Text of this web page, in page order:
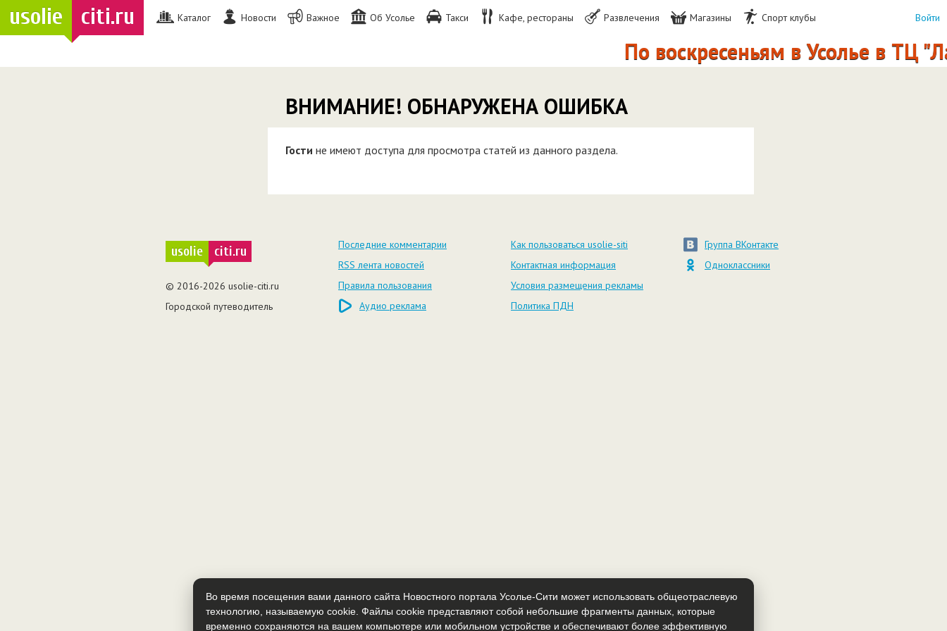
usolie citi.ru Каталог Новости Важное Об Усолье Такси Кафе, рестораны Развлечения Магазины Спорт клубы
По воскресеньям в Усолье в ТЦ
Войти
ВНИМАНИЕ! ОБНАРУЖЕНА ОШИБКА
Гости не имеют доступа для просмотра статей из данного раздела.
Во время посещения вами данного сайта Новостного портала Усолье-Сити может использовать общеотраслевую
технологию, называемую cookie. Файлы cookie представляют собой небольшие фрагменты данных, которые
временно сохраняются на вашем компьютере или мобильном устройстве и обеспечивают более эффективную
usolie citi.ru
© 2016-2026 usolie-citi.ru
Городской путеводитель
Последние комментарии
RSS лента новостей
Правила пользования
Аудио реклама
Как пользоваться usolie-siti
Контактная информация
Условия размещения рекламы
Политика ПДН
Группа ВКонтакте
Одноклассники